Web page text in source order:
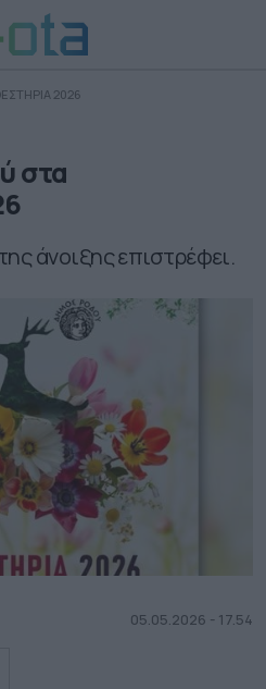
2026
στα
άνοιξης επιστρέφει.
05.05.2026 - 17.54